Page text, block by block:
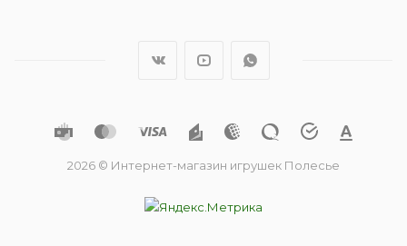
2026 © Интернет-магазин игрушек Полесье